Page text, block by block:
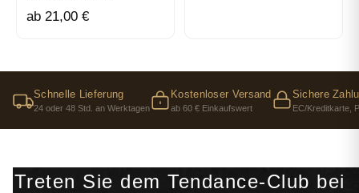
ab 21,00 €
Schnelle Lieferung
24 oder 48 Std. an Werktagen
Kostenloser Versand
ab 60 € Einkaufswert
Sichere
EC/Kreditkarte,
Treten Sie dem Tendance-Club bei